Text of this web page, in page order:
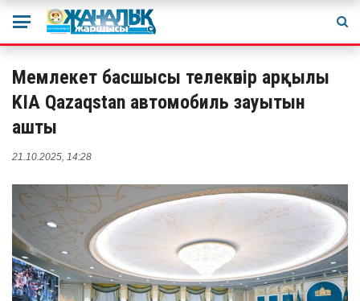
Мемлекет басшысы телекөпір арқылы
KIA Qazaqstan автомобиль зауытын
ашты
21.10.2025, 14:28